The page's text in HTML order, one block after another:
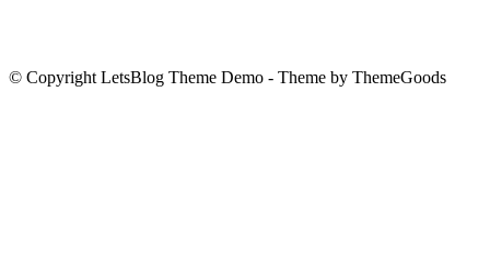
© Copyright LetsBlog Theme Demo - Theme by ThemeGoods